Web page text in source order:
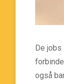
De
også